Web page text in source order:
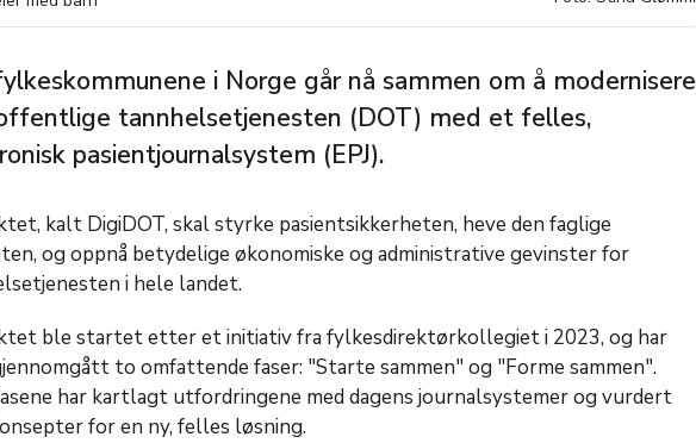
i Norge går nå sammen om å modernisere
tannhelsetjenesten (DOT) med et felles,
pasientjournalsystem (EPJ).
kalt DigiDOT, skal styrke pasientsikkerheten, heve den faglige
og oppnå betydelige økonomiske og administrative gevinster for
i hele landet.
ble startet etter et initiativ fra fylkesdirektørkollegiet i 2023, og har
to omfattende faser: "Starte sammen" og "Forme sammen".
har kartlagt utfordringene med dagens journalsystemer og vurdert
for en ny, felles løsning.